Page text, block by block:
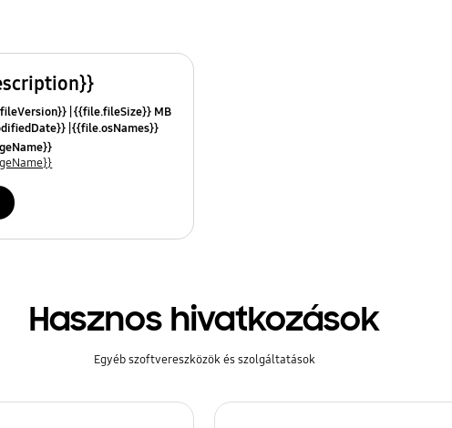
{{file.fileSize}} MB
{{file.osNames}}
Hasznos hivatkozások
Egyéb szoftvereszközök és szolgáltatások